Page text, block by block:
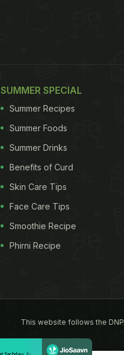
SUMMER SPECIAL
Summer Recipes
Summer Foods
Summer Drinks
Benefits of Curd
Skin Care Tips
Face Care Tips
Smoothie Recipe
Phirni Recipe
This website follows the